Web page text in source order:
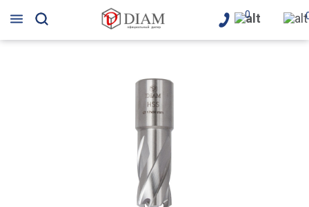
0